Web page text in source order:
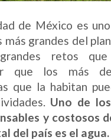
de México es
más grandes del
retos que
que los más
que la habitan
Uno de
y costosos
del país es el agua.